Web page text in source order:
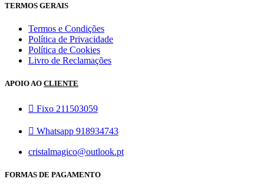
TERMOS GERAIS
Termos e Condições
Política de Privacidade
Política de Cookies
Livro de Reclamações
APOIO AO CLIENTE
Fixo 211503059
Whatsapp 918934743
cristalmagico@outlook.pt
FORMAS DE PAGAMENTO